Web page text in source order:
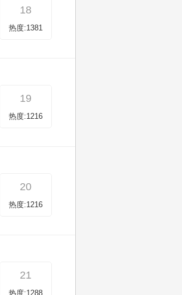
18
热度:1381
19
热度:1216
20
热度:1216
21
热度:1288